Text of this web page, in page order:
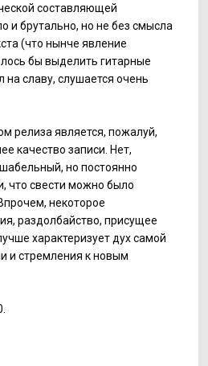
составляющей
и брутально, но не без смысла
(что нынче явление
бы выделить гитарные
на славу, слушается очень
релиза является, пожалуй,
качество записи. Нет,
но постоянно
что свести можно было
некоторое
раздолбайство, присущее
характеризует дух самой
и стремления к новым